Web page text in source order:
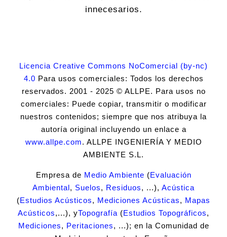
innecesarios.
Licencia Creative Commons NoComercial (by-nc)
4.0 Para usos comerciales: Todos los derechos
reservados. 2001 - 2025 © ALLPE. Para usos no
comerciales: Puede copiar, transmitir o modificar
nuestros contenidos; siempre que nos atribuya la
autoría original incluyendo un enlace a
www.allpe.com. ALLPE INGENIERÍA Y MEDIO
AMBIENTE S.L.
Empresa de Medio Ambiente (Evaluación
Ambiental, Suelos, Residuos, ...), Acústica
(Estudios Acústicos, Mediciones Acústicas, Mapas
Acústicos,...), yTopografía (Estudios Topográficos,
Mediciones, Peritaciones, ...); en la Comunidad de